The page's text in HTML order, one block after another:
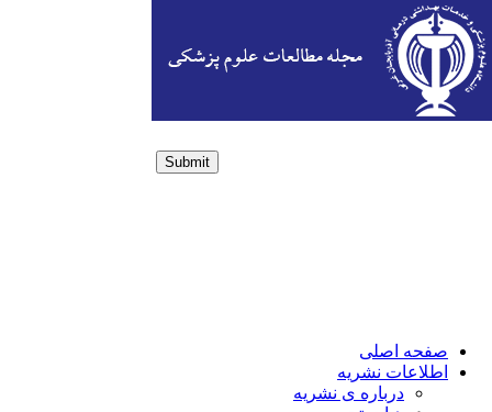
Submit
صفحه اصلی
اطلاعات نشریه
درباره ی نشریه